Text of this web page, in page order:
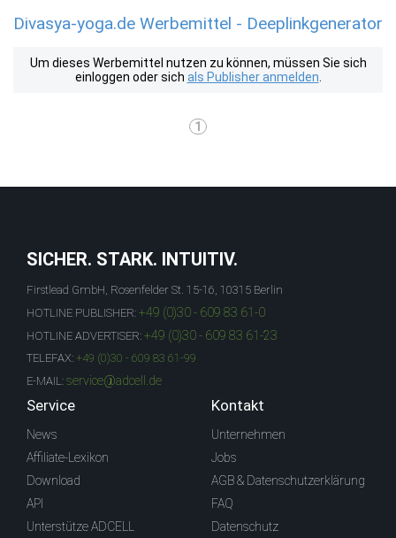
Divasya-yoga.de Werbemittel - Deeplinkgenerator
Um dieses Werbemittel nutzen zu können, müssen Sie sich
einloggen oder sich als Publisher anmelden
1
SICHER. STARK. INTUITIV.
Firstlead GmbH, Rosenfelder St. 15-16, 10315 Berlin
HOTLINE PUBLISHER: +49 (0)30 - 609 83 61-0
HOTLINE ADVERTISER: +49 (0)30 - 609 83 61-23
TELEFAX: +49 (0)30 - 609 83 61-99
E-MAIL: service@adcell.de
Service
News
Affiliate-Lexikon
Download
API
Unterstütze ADCELL
Kontakt
Unternehmen
Jobs
AGB & Datenschutzerklärung
FAQ
Datenschutz